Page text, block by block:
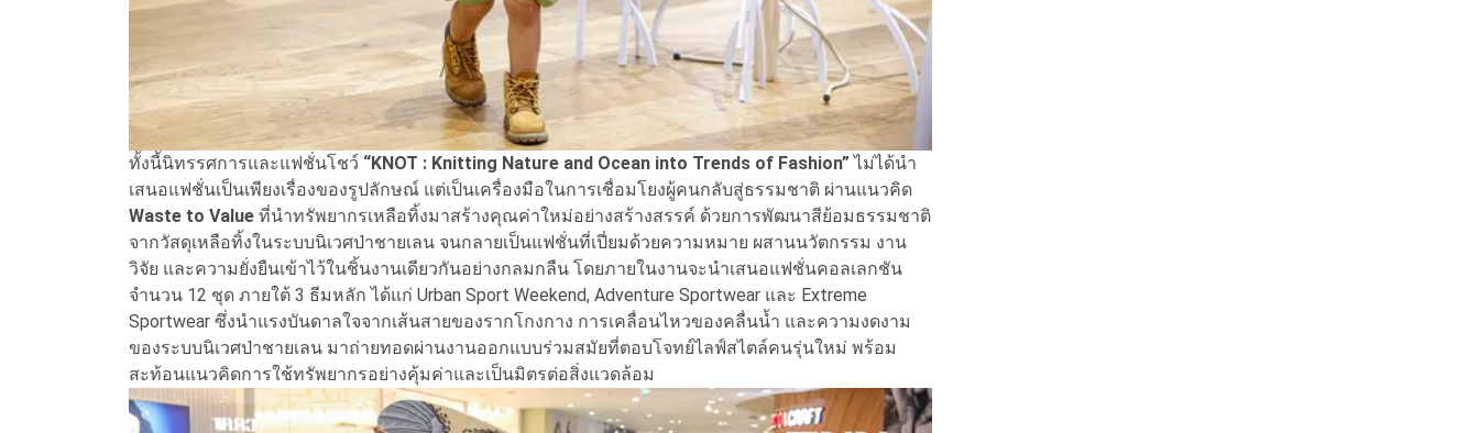
ทั้งนี้นิทรรศการและแฟชั่นโชว์ “KNOT : Knitting Nature and Ocean into Trends of Fashion” ไม่ได้นำ
เสนอแฟชั่นเป็นเพียงเรื่องของรูปลักษณ์ แต่เป็นเครื่องมือในการเชื่อมโยงผู้คนกลับสู่ธรรมชาติ ผ่านแนวคิด
Waste to Value ที่นำทรัพยากรเหลือทิ้งมาสร้างคุณค่าใหม่อย่างสร้างสรรค์ ด้วยการพัฒนาสีย้อมธรรมชาติ
จากวัสดุเหลือทิ้งในระบบนิเวศป่าชายเลน จนกลายเป็นแฟชั่นที่เปี่ยมด้วยความหมาย ผสานนวัตกรรม งาน
วิจัย และความยั่งยืนเข้าไว้ในชิ้นงานเดียวกันอย่างกลมกลืน โดยภายในงานจะนำเสนอแฟชั่นคอลเลกชัน
จำนวน 12 ชุด ภายใต้ 3 ธีมหลัก ได้แก่ Urban Sport Weekend, Adventure Sportwear และ Extreme
Sportwear ซึ่งนำแรงบันดาลใจจากเส้นสายของรากโกงกาง การเคลื่อนไหวของคลื่นน้ำ และความงดงาม
ของระบบนิเวศป่าชายเลน มาถ่ายทอดผ่านงานออกแบบร่วมสมัยที่ตอบโจทย์ไลฟ์สไตล์คนรุ่นใหม่ พร้อม
สะท้อนแนวคิดการใช้ทรัพยากรอย่างคุ้มค่าและเป็นมิตรต่อสิ่งแวดล้อม